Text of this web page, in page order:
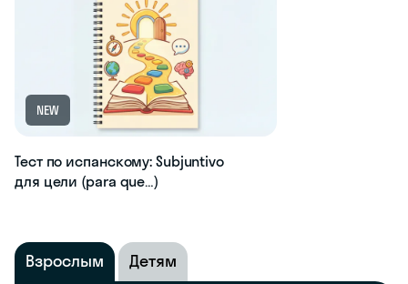
NEW
Тест по испанскому: Subjuntivo
для цели (para que…)
Взрослым Детям